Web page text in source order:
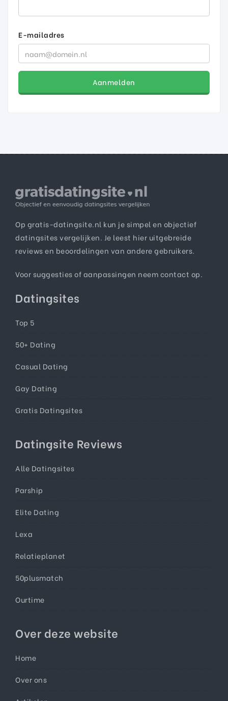
E-mailadres
Aanmelden
Op gratis-datingsite.nl kun je simpel en objectief
datingsites vergelijken. Je leest hier uitgebreide
reviews en beoordelingen van andere gebruikers.
Voor suggesties of aanpassingen neemcontact op.
Datingsites
Top 5
50+ Dating
Casual Dating
Gay Dating
Gratis Datingsites
Datingsite Reviews
Alle Datingsites
Parship
Elite Dating
Lexa
Relatieplanet
50plusmatch
Ourtime
Over deze website
Home
Over ons